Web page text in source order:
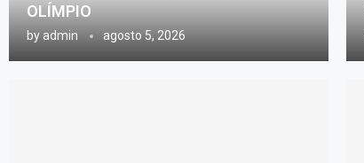
OLÍMPIO
by admin agosto 5, 2026